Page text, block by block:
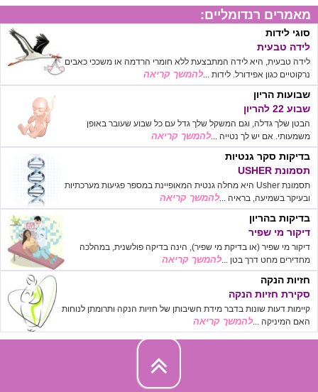
מאמרים רנדומליים:
סוגי לידות
לידה טבעית
לידה טבעית, היא לידה המתבצעת ללא חומרי הרדמה או משככי כאבים
נרקוטיים כגון אפידורל. לידות ...להמשך קריאה
שבועות הריון
שבוע 22 להריון
הבטן שלך גדלה, וגם המשקל שלך גדל עם כל שבוע שעובר באופן
משמעותי. אם יש לך נטייה ...להמשך קריאה
בדיקות סקר גנטיות
תסמונת USHER
תסמונת Usher היא מחלה גנטית המאופיינת במספר פגיעות מערכתיות
ובעיקר בשמיעה, בראיה ...להמשך קריאה
בדיקות בהריון
דיקור מי שפיר
דיקור מי שפיר (או בדיקת מי שפיר), הינה בדיקה פולשנית, במהלכה
מחדירים מחט דרך בטן ...להמשך קריאה
חזיות הנקה
סקירת חזיות הנקה
קיימות דעות שונות בדבר מידת חשיבותן של חזיות הנקה ותרומתן לנוחות
האם המיניקה ...להמשך קריאה